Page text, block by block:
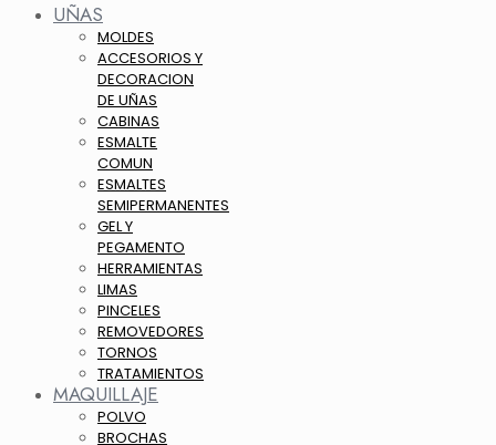
UÑAS
MOLDES
ACCESORIOS Y
DECORACION
DE UÑAS
CABINAS
ESMALTE
COMUN
ESMALTES
SEMIPERMANENTES
GEL Y
PEGAMENTO
HERRAMIENTAS
LIMAS
PINCELES
REMOVEDORES
TORNOS
TRATAMIENTOS
MAQUILLAJE
POLVO
BROCHAS